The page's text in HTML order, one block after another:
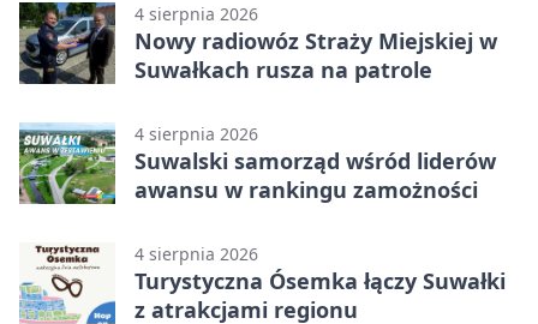
4 sierpnia 2026
Nowy radiowóz Straży Miejskiej w
Suwałkach rusza na patrole
4 sierpnia 2026
Suwalski samorząd wśród liderów
awansu w rankingu zamożności
4 sierpnia 2026
Turystyczna Ósemka łączy Suwałki
z atrakcjami regionu